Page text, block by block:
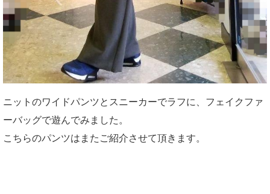
ニットのワイドパンツとスニーカーでラフに、フェイクファ
ーバッグで遊んでみました。
こちらのパンツはまたご紹介させて頂きます。